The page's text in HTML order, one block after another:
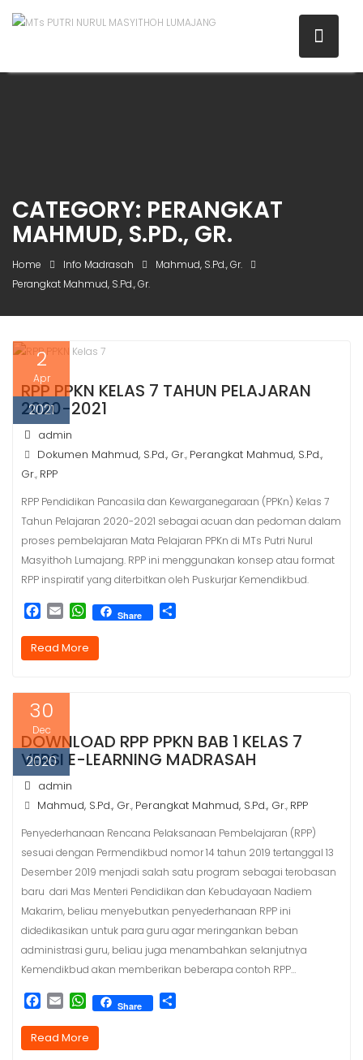
CATEGORY: PERANGKAT
MAHMUD, S.PD., GR.
Home Info Madrasah
Mahmud, S.Pd., Gr.
Perangkat Mahmud, S.Pd., Gr.
2
Apr
2021
RPP PPKN KELAS 7 TAHUN PELAJARAN
2020-2021
admin
Dokumen Mahmud, S.Pd., Gr., Perangkat Mahmud, S.Pd.,
Gr., RPP
RPP Pendidikan Pancasila dan Kewarganegaraan (PPKn) Kelas 7
Tahun Pelajaran 2020-2021 sebagai acuan dan pedoman dalam
proses pembelajaran Mata Pelajaran PPKn di MTs Putri Nurul
Masyithoh Lumajang. RPP ini menggunakan konsep atau format
RPP inspiratif yang diterbitkan oleh Puskurjar Kemendikbud.
c
e
o
o
k
a
i
W
h
a
t
Share
Read More
30
Dec
2020
DOWNLOAD RPP PPKN BAB 1 KELAS 7
VERSI E-LEARNING MADRASAH
admin
Mahmud, S.Pd., Gr., Perangkat Mahmud, S.Pd., Gr., RPP
Penyederhanaan Rencana Pelaksanaan Pembelajaran (RPP)
sesuai dengan Permendikbud nomor 14 tahun 2019 tertanggal 13
Desember 2019 menjadi salah satu program sebagai terobasan
baru dari Mas Menteri Pendidikan dan Kebudayaan Nadiem
Makarim, beliau menyebutkan penyederhanaan RPP ini
didedikasikan untuk para guru agar meringankan beban
administrasi guru, beliau juga menambahkan selanjutnya
Kemendikbud akan memberikan beberapa contoh RPP…
c
e
a
i
W
h
a
t
Share
Read More